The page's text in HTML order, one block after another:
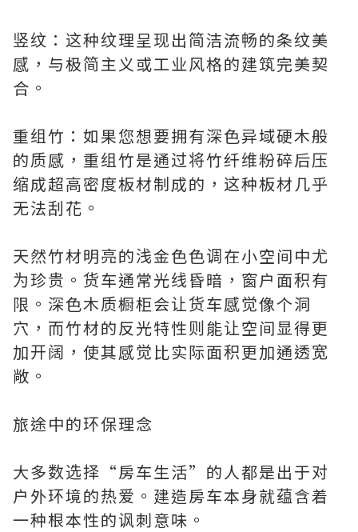
竖纹：这种纹理呈现出简洁流畅的条纹美
感，与极简主义或工业风格的建筑完美契
合。
重组竹：如果您想要拥有深色异域硬木般
的质感，重组竹是通过将竹纤维粉碎后压
缩成超高密度板材制成的，这种板材几乎
无法刮花。
天然竹材明亮的浅金色色调在小空间中尤
为珍贵。货车通常光线昏暗，窗户面积有
限。深色木质橱柜会让货车感觉像个洞
穴，而竹材的反光特性则能让空间显得更
加开阔，使其感觉比实际面积更加通透宽
敞。
旅途中的环保理念
大多数选择“房车生活”的人都是出于对
户外环境的热爱。建造房车本身就蕴含着
一种根本性的讽刺意味。